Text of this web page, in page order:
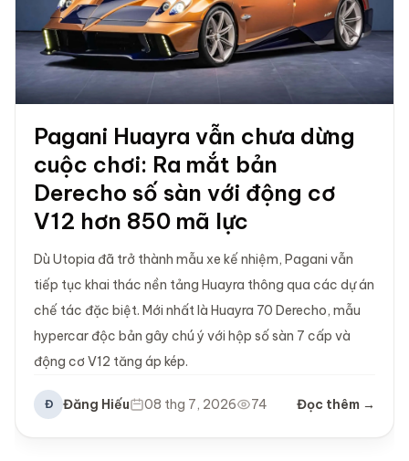
Pagani Huayra vẫn chưa dừng
cuộc chơi: Ra mắt bản
Derecho số sàn với động cơ
V12 hơn 850 mã lực
Dù Utopia đã trở thành mẫu xe kế nhiệm, Pagani vẫn
tiếp tục khai thác nền tảng Huayra thông qua các dự án
chế tác đặc biệt. Mới nhất là Huayra 70 Derecho, mẫu
hypercar độc bản gây chú ý với hộp số sàn 7 cấp và
động cơ V12 tăng áp kép.
Đ Đăng Hiếu 08 thg 7, 2026 74 Đọc thêm →